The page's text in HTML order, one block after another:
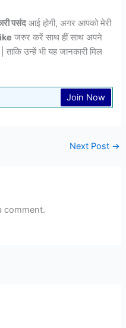
पसंदआई होगी, अगर आपको मेरी
जरुर करें साथ हीं साथ अपने
उन्हें भी यह जानकारी मिल
Join Now
Next Post →
comment.